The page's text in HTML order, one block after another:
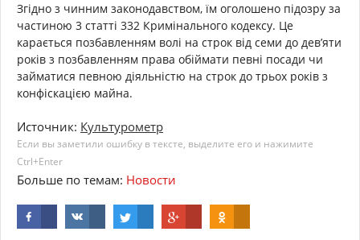
Згідно з чинним законодавством, їм оголошено підозру за
частиною 3 статті 332 Кримінального кодексу. Це
карається позбавленням волі на строк від семи до дев’яти
років з позбавленням права обіймати певні посади чи
займатися певною діяльністю на строк до трьох років з
конфіскацією майна.
Источник: Культурометр
Если вы заметили ошибку в тексте, выделите его и нажимите
Ctrl+Enter
Больше по темам: Новости